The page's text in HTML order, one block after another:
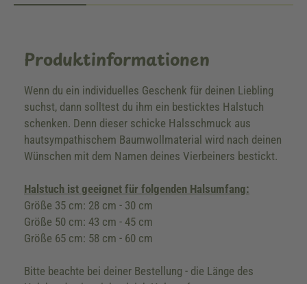
Produktinformationen
Wenn du ein individuelles Geschenk für deinen Liebling
suchst, dann solltest du ihm ein besticktes Halstuch
schenken. Denn dieser schicke Halsschmuck aus
hautsympathischem Baumwollmaterial wird nach deinen
Wünschen mit dem Namen deines Vierbeiners bestickt.
Halstuch ist geeignet für folgenden Halsumfang:
Größe 35 cm: 28 cm - 30 cm
Größe 50 cm: 43 cm - 45 cm
Größe 65 cm: 58 cm - 60 cm
Bitte beachte bei deiner Bestellung - die Länge des